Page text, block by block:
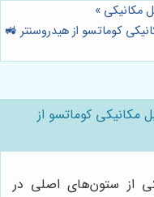
مکانیکی »
کوماتسو از هیدروسنتر 🚜
مکانیکی کوماتسو از
از ستون‌های اصلی در